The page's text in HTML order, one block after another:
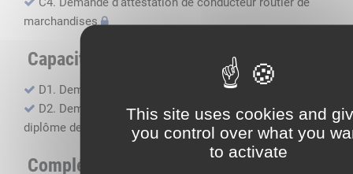
This site uses cookies and
you control over what you
to activate
marchandises
Capacité professionnelle
D1. Demande d’attestation de capacité professionnelle
D2. Demande de certificat attestant l'obtention du
diplôme de capacité professionnelle
Compléments, suivi financier